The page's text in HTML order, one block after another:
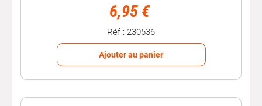
6,95 €
Réf : 230536
Ajouter au panier